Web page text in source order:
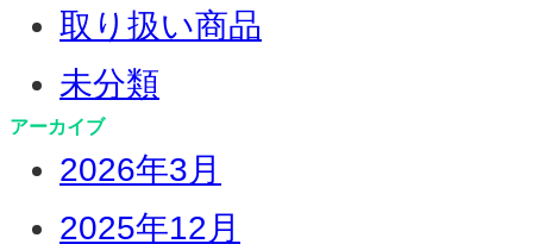
取り扱い商品
未分類
アーカイブ
2026年3月
2025年12月